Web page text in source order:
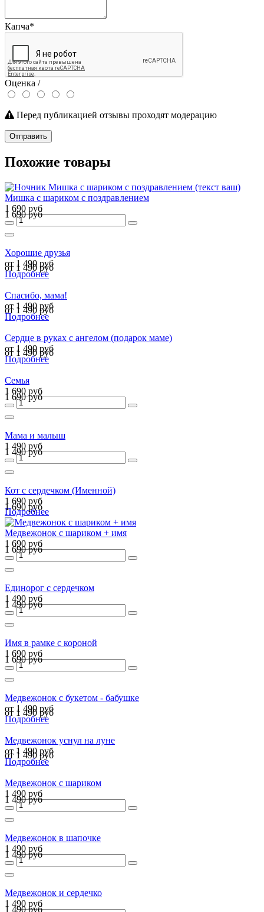
Капча*
Оценка /
Перед публикацией отзывы проходят модерацию
Отправить
Похожие товары
Мишка с шариком с поздравлением
1 690 руб
1 690 руб
Хорошие друзья
от 1 490 руб
от 1 490 руб
Подробнее
Спасибо, мама!
от 1 490 руб
от 1 490 руб
Подробнее
Сердце в руках с ангелом (подарок маме)
от 1 490 руб
от 1 490 руб
Подробнее
Семья
1 690 руб
1 690 руб
Мама и малыш
1 490 руб
1 490 руб
Кот с сердечком (Именной)
1 690 руб
1 690 руб
Подробнее
Медвежонок с шариком + имя
1 690 руб
1 690 руб
Единорог с сердечком
1 490 руб
1 490 руб
Имя в рамке с короной
1 690 руб
1 690 руб
Медвежонок с букетом - бабушке
от 1 490 руб
от 1 490 руб
Подробнее
Медвежонок уснул на луне
от 1 490 руб
от 1 490 руб
Подробнее
Медвежонок с шариком
1 490 руб
1 490 руб
Медвежонок в шапочке
1 490 руб
1 490 руб
Медвежонок и сердечко
1 490 руб
1 490 руб